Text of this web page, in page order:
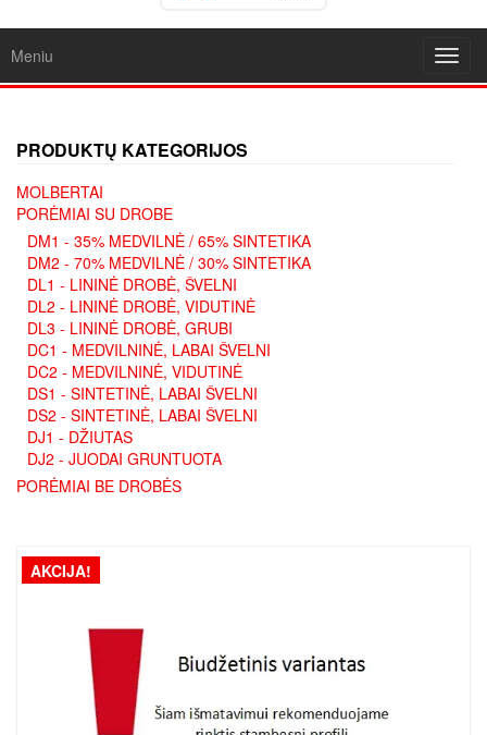
Meniu
PRODUKTŲ KATEGORIJOS
MOLBERTAI
PORĖMIAI SU DROBE
DM1 - 35% MEDVILNĖ / 65% SINTETIKA
DM2 - 70% MEDVILNĖ / 30% SINTETIKA
DL1 - LININĖ DROBĖ, ŠVELNI
DL2 - LININĖ DROBĖ, VIDUTINĖ
DL3 - LININĖ DROBĖ, GRUBI
DC1 - MEDVILNINĖ, LABAI ŠVELNI
DC2 - MEDVILNINĖ, VIDUTINĖ
DS1 - SINTETINĖ, LABAI ŠVELNI
DS2 - SINTETINĖ, LABAI ŠVELNI
DJ1 - DŽIUTAS
DJ2 - JUODAI GRUNTUOTA
PORĖMIAI BE DROBĖS
AKCIJA!